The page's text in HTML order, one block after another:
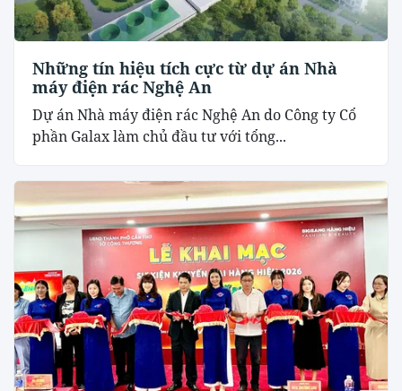
Những tín hiệu tích cực từ dự án Nhà
máy điện rác Nghệ An
Dự án Nhà máy điện rác Nghệ An do Công ty Cổ
phần Galax làm chủ đầu tư với tổng...